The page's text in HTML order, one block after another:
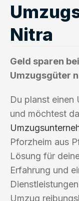
Nitra
Geld sparen
Umzugsgüter
Du planst einen
und möchtest
Pforzheim aus
Lösung für
Erfahrung und
Umzug